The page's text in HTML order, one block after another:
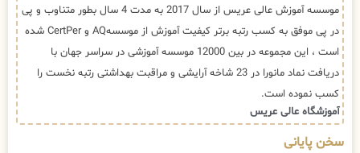
موسسه آموزش عالی عریس از سال 2017 به مدت 4 سال بطور متناوب و پی
در پی موفق به کسب رتبه برتر کیفیت آموزش از موسسهAQ و CertPer شده
است ، این مجموعه در بین 12000 موسسه آموزشی در سراسر جهان با
دریافت نماد مانورا در 23 شاخه آرایشی و مراقبت بهداشتی رتبه نخست را
کسب نموده است.
آموزشگاه عالی عریس
سخن پایانی